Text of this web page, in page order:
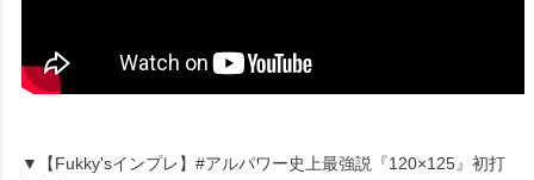
▼【Fukky'sインプレ】#アルパワー史上最強説『120×125』初打